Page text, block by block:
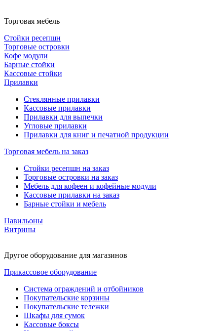
Торговая мебель
Стойки ресепшн
Торговые островки
Кофе модули
Барные стойки
Кассовые стойки
Прилавки
Стеклянные прилавки
Кассовые прилавки
Прилавки для выпечки
Угловые прилавки
Прилавки для книг и печатной продукции
Торговая мебель на заказ
Стойки ресепшн на заказ
Торговые островки на заказ
Мебель для кофеен и кофейные модули
Кассовые прилавки на заказ
Барные стойки и мебель
Павильоны
Витрины
Другое оборудование для магазинов
Прикассовое оборудование
Система ограждений и отбойников
Покупательские корзины
Покупательские тележки
Шкафы для сумок
Кассовые боксы